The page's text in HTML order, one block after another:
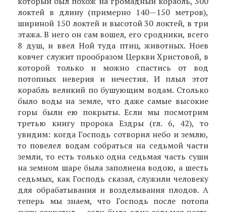
локтей в длину (примерно 140—150 метров),
шириной 150 локтей и высотой 30 локтей, в три
этажа. В него он сам вошел, его сродники, всего
8 душ, и ввел Ной туда птиц, животных. Ноев
ковчег служит прообразом Церкви Христовой, в
которой только и можно спастись от вод
потопных неверия и нечестия. И плыл этот
корабль великий по бушующим водам. Столько
было воды на земле, что даже самые высокие
горы были ею покрыты. Если мы посмотрим
третью книгу пророка Ездры (гл. 6, 42), то
увидим: когда Господь сотворил небо и землю,
то повелел водам собраться на седьмой части
земли, то есть только одна седьмая часть суши
на земном шаре была заполнена водою, а шесть
седьмых, как Господь сказал, служили человеку
для обрабатывания и возделывания плодов. А
теперь мы знаем, что Господь после потопа